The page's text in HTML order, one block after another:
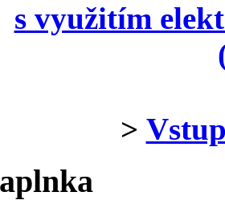
s využitím
>